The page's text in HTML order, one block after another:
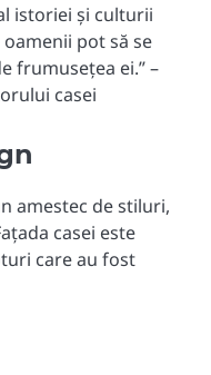
istoriei și culturii
pot să se
frumusețea ei.” –
casei
amestec de stiluri,
casei este
care au fost